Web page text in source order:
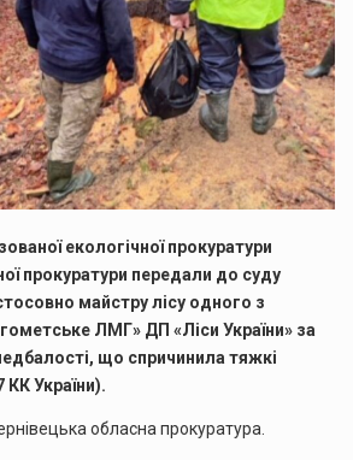
екологічної прокуратури
прокуратури передали до суду
майстру лісу одного з
ЛМГ» ДП «Ліси України» за
що спричинила тяжкі
КК України).
обласна прокуратура.